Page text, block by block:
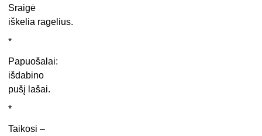
Sraigė
iškelia ragelius.
*
Papuošalai:
išdabino
pušį lašai.
*
Taikosi –